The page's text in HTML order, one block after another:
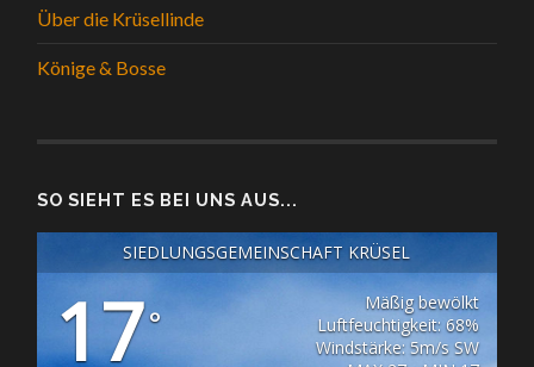
Über die Krüsellinde
Könige & Bosse
SO SIEHT ES BEI UNS AUS...
SIEDLUNGSGEMEINSCHAFT KRÜSEL
17°
Mäßig bewölkt
Luftfeuchtigkeit: 68%
Windstärke: 5m/s SW